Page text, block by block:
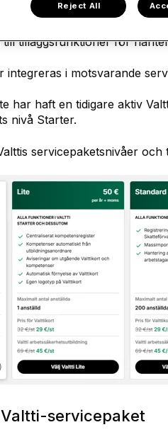
heltäckande servicepaket.
tilläggsfunktioner för
integreras i motsvarande
har haft en tidigare aktiv
nivå Starter.
servicepaketsnivåer
servicepaket
Reject All